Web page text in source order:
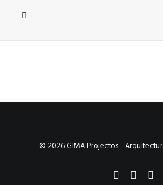
© 2026 GIMA Projectos -